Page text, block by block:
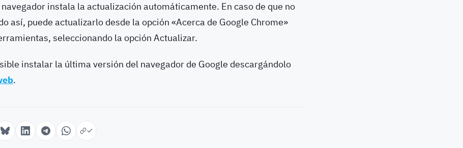
instala la actualización automáticamente. En caso de que no
así, puede actualizarlo desde la opción «Acerca de Google Chrome»
seleccionando la opción Actualizar.
instalar la última versión del navegador de Google descargándolo
.